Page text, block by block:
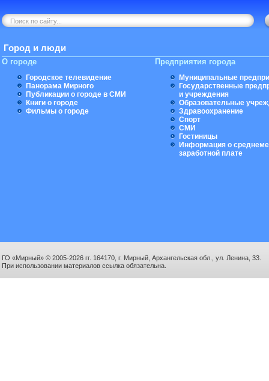
Город и люди
О городе
Городское телевидение
Панорама Мирного
Публикации о городе в СМИ
Книги о городе
Фильмы о городе
Предприятия города
Муниципальные
Государственные
и учреждения
Образовательные
Здравоохранение
Спорт
СМИ
Гостиницы
Информация о
заработной плате
ГО «Мирный» © 2005-2026 гг. 164170, г. Мирный, Архангельская обл., ул. Ленина, 33.
При использовании материалов ссылка обязательна.